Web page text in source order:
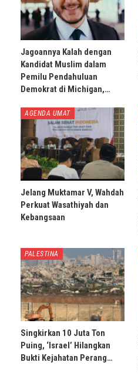
Jagoannya Kalah dengan
Kandidat Muslim dalam
Pemilu Pendahuluan
Demokrat di Michigan,…
AGENDA UMAT
Jelang Muktamar V, Wahdah
Perkuat Wasathiyah dan
Kebangsaan
PALESTINA
Singkirkan 10 Juta Ton
Puing, ‘Israel’ Hilangkan
Bukti Kejahatan Perang…